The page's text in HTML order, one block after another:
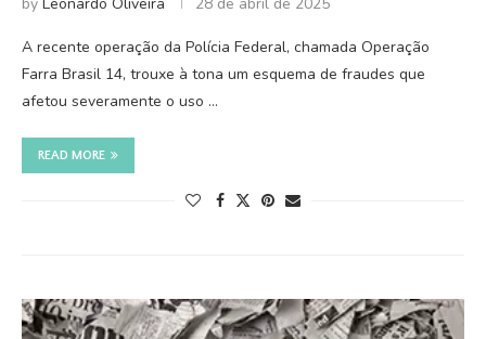
A recente operação da Polícia Federal, chamada Operação
Farra Brasil 14, trouxe à tona um esquema de fraudes que
afetou severamente o uso …
READ MORE